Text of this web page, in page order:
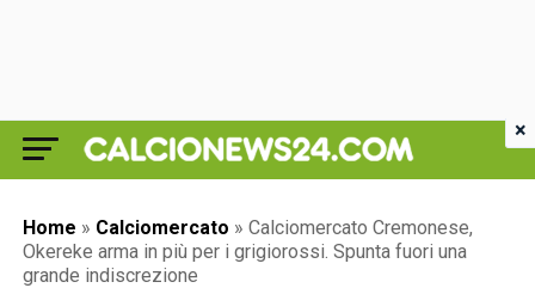
Home » Calciomercato » Calciomercato Cremonese,
Okereke arma in più per i grigiorossi. Spunta fuori una
grande indiscrezione
×